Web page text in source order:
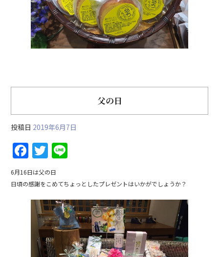
父の日
投稿日 2019年6月7日
F
a
c
e
b
o
o
T
w
itt
er
e
6月16日は父の日
日頃の感謝をこめてちょっとしたプレゼントはいかがでしょうか？